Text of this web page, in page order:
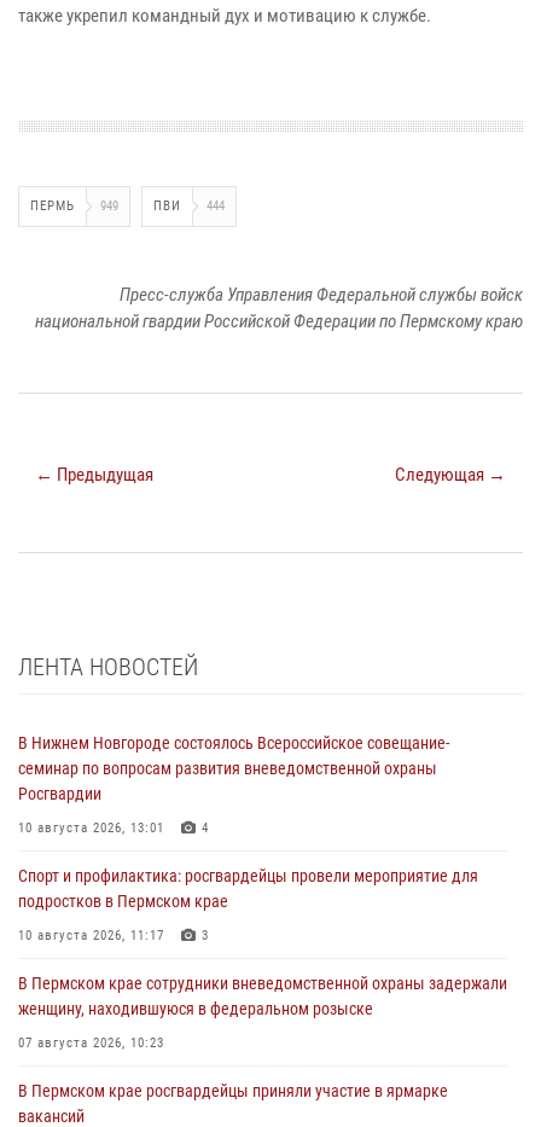
также укрепил командный дух и мотивацию к службе.
ПЕРМЬ 949 ПВИ 444
Пресс-служба Управления Федеральной службы войск
национальной гвардии Российской Федерации по Пермскому краю
← Предыдущая Следующая →
ЛЕНТА НОВОСТЕЙ
В Нижнем Новгороде состоялось Всероссийское совещание-
семинар по вопросам развития вневедомственной охраны
Росгвардии
10 августа 2026, 13:01 4
Спорт и профилактика: росгвардейцы провели мероприятие для
подростков в Пермском крае
10 августа 2026, 11:17 3
В Пермском крае сотрудники вневедомственной охраны задержали
женщину, находившуюся в федеральном розыске
07 августа 2026, 10:23
В Пермском крае росгвардейцы приняли участие в ярмарке
вакансий